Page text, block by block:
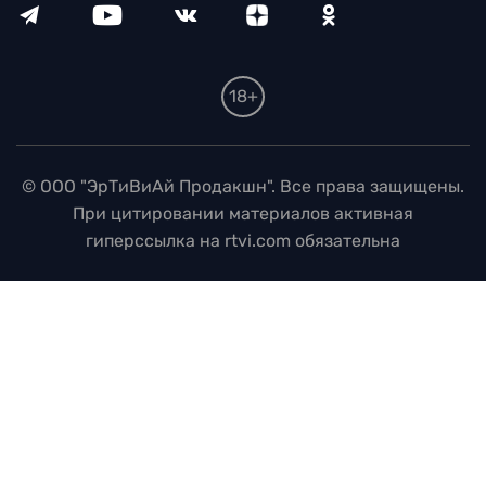
18+
© ООО "ЭрТиВиАй Продакшн". Все права защищены.
При цитировании материалов активная
гиперссылка на rtvi.com обязательна